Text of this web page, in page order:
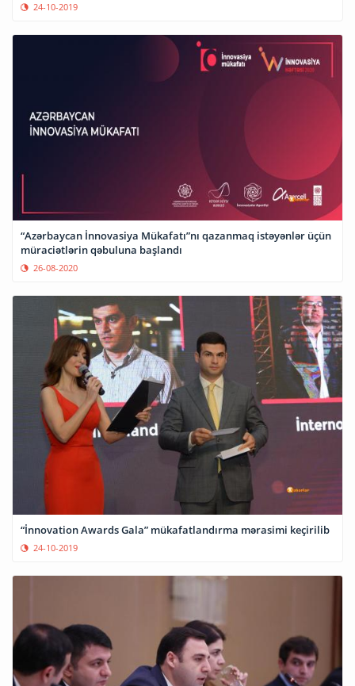
24-10-2019
“Azərbaycan İnnovasiya Mükafatı”nı qazanmaq istəyənlər üçün
müraciətlərin qəbuluna başlandı
26-08-2020
“İnnovation Awards Gala” mükafatlandırma mərasimi keçirilib
24-10-2019